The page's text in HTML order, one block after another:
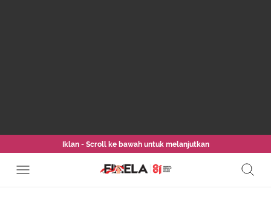
Iklan - Scroll ke bawah untuk melanjutkan